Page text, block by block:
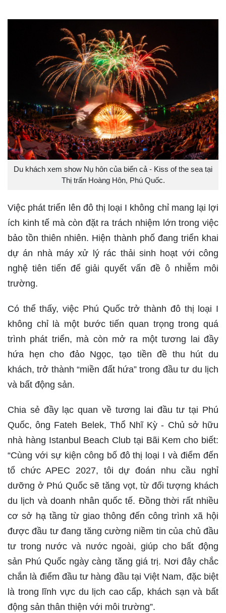
Du khách xem show Nụ hôn của biển cả - Kiss of the sea tại
Thị trấn Hoàng Hôn, Phú Quốc.
Việc phát triển lên đô thị loại I không chỉ mang lại lợi
ích kinh tế mà còn đặt ra trách nhiệm lớn trong việc
bảo tồn thiên nhiên. Hiện thành phố đang triển khai
dự án nhà máy xử lý rác thải sinh hoạt với công
nghệ tiên tiến để giải quyết vấn đề ô nhiễm môi
trường.
Có thể thấy, việc Phú Quốc trở thành đô thị loại I
không chỉ là một bước tiến quan trọng trong quá
trình phát triển, mà còn mở ra một tương lai đầy
hứa hẹn cho đảo Ngọc, tạo tiền đề thu hút du
khách, trở thành “miền đất hứa” trong đầu tư du lịch
và bất động sản.
Chia sẻ đầy lạc quan về tương lai đầu tư tại Phú
Quốc, ông Fateh Belek, Thổ Nhĩ Kỳ - Chủ sở hữu
nhà hàng Istanbul Beach Club tại Bãi Kem cho biết:
“Cùng với sự kiện công bố đô thị loại I và điểm đến
tổ chức APEC 2027, tôi dự đoán nhu cầu nghỉ
dưỡng ở Phú Quốc sẽ tăng vọt, từ đối tượng khách
du lịch và doanh nhân quốc tế. Đồng thời rất nhiều
cơ sở hạ tầng từ giao thông đến công trình xã hội
được đầu tư đang tăng cường niềm tin của chủ đầu
tư trong nước và nước ngoài, giúp cho bất động
sản Phú Quốc ngày càng tăng giá trị. Nơi đây chắc
chắn là điểm đầu tư hàng đầu tại Việt Nam, đặc biệt
là trong lĩnh vực du lịch cao cấp, khách sạn và bất
động sản thân thiện với môi trường”.